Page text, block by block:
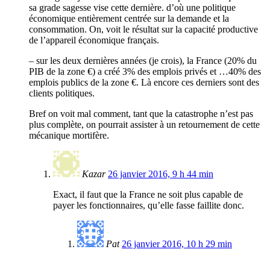
sa grade sagesse vise cette dernière. d’où une politique
économique entièrement centrée sur la demande et la
consommation. On, voit le résultat sur la capacité productive
de l’appareil économique français.
– sur les deux dernières années (je crois), la France (20% du
PIB de la zone €) a créé 3% des emplois privés et …40% des
emplois publics de la zone €. Là encore ces derniers sont des
clients politiques.
Bref on voit mal comment, tant que la catastrophe n’est pas
plus complète, on pourrait assister à un retournement de cette
mécanique mortifère.
Kazar 26 janvier 2016, 9 h 44 min
Exact, il faut que la France ne soit plus capable de
payer les fonctionnaires, qu’elle fasse faillite donc.
Pat 26 janvier 2016, 10 h 29 min